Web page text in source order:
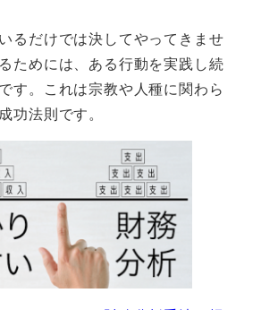
るだけでは決してやってきませ
ためには、ある行動を実践し続
す。これは宗教や人種に関わら
功法則です。